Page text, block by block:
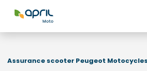
Assurance scooter Peugeot Motocycles